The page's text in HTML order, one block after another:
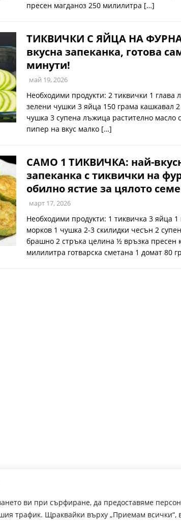
ви при сърфиране, да предоставяме
трафик. Щраквайки върху „Приемам всички“,
пресен магданоз 250 милилитра […]
ТИКВИЧКИ С ЯЙЦА НА ФУРНА
вкусна запеканка, готова
минути!
май 19, 2026
Необходими продукти: 2 тиквички 1 глава
зелени чушки 3 яйца 150 грама кашкавал
чушка 3 супена лъжица растително масло
пипер на вкус малко […]
САМО 1 ТИКВИЧКА: най-
запеканка с тиквички на
обилно ястие за цялото
март 17, 2026
Необходими продукти: 1 тиквичка 3 яйца 1
морков 1 чушка 2-3 скилидки чесън 2
брашно 2 стръка целина ½ връзка пресен
милилитра готварска сметана 1 домат 80